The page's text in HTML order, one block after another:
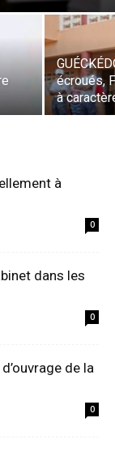
écroués,
à
à
0
dans les
0
de la
0